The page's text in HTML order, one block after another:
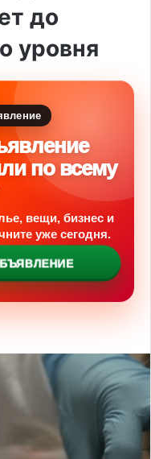
до
уровня
по всему
вещи, бизнес и
уже сегодня.